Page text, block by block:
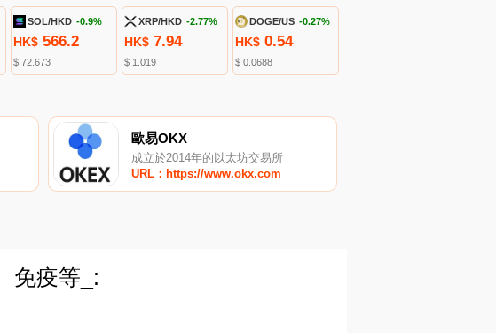
SOL/HKD -0.9%
HK$ 566.2
$ 72.673
XRP/HKD -2.77%
HK$ 7.94
$ 1.019
DOGE/US -0.27%
HK$ 0.54
$ 0.0688
歐易OKX
成立於2014年的以太坊交易所
URL：https://www.okx.com
免疫等_: